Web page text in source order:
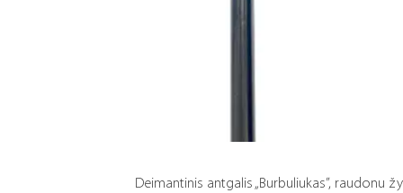
Deimantinis antgalis „Burbuliukas”, raudonu